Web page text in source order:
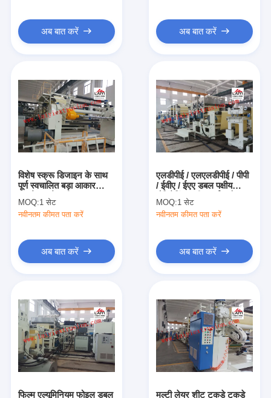
उत्पादों
हमारे बारे में
कारखाना भ्रमण
अब बात करें अब बात करें
विशेष स्क्रू डिजाइन के साथ
पूर्ण स्वचालित बड़ा आकार
टुकड़े टुकड़े मशीन
MOQ:1 सेट
नवीनतम कीमत पता करें
अब बात करें
एलडीपीई / एलएलडीपीई / पीपी
/ ईवीए / ईएए डबल पक्षीय
लैमिनेटिंग मशीन थर्मल रोल
लैमिनेटर
MOQ:1 सेट
नवीनतम कीमत पता करें
अब बात करें
फिल्म एल्यूमिनियम फोइल डबल
मल्टी लेयर शीट टुकड़े टुकड़े